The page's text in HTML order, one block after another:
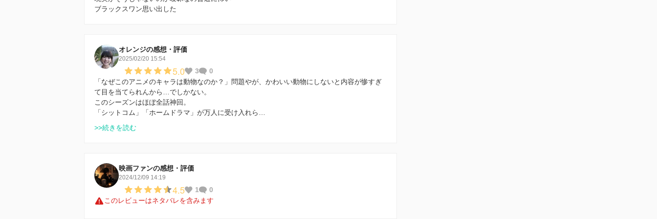
ブラックスワン思い出した
オレンジの感想・評価
2025/02/20 15:54
5.0 3
0
「なぜこのアニメのキャラは動物なのか？」問題やが、かわいい動物にしないと内容が惨すぎ
て目を当てられんから…でしかない。
このシーズンはほぼ全話神回。
「シットコム」「ホームドラマ」が万人に受け入れら…
>>続きを読む
映画ファンの感想・評価
2024/12/09 14:19
4.5 1
0
このレビューはネタバレを含みます